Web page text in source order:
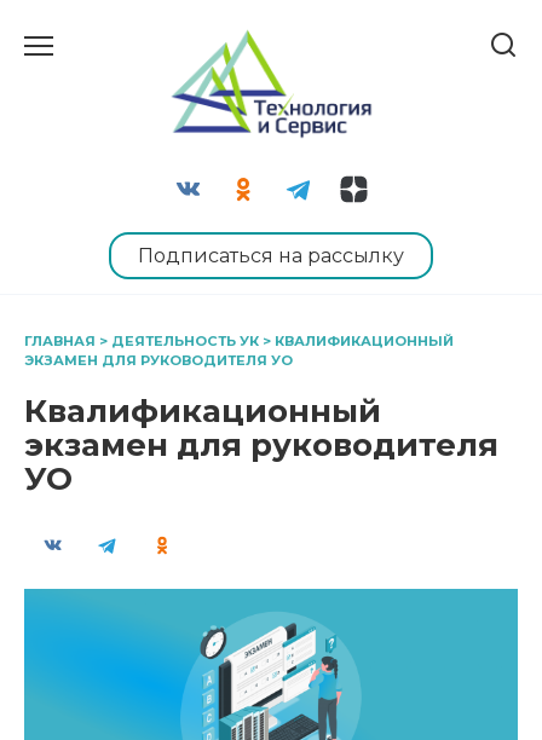
Подписаться на рассылку
ГЛАВНАЯ > ДЕЯТЕЛЬНОСТЬ УК > КВАЛИФИКАЦИОННЫЙ
ЭКЗАМЕН ДЛЯ РУКОВОДИТЕЛЯ УО
Квалификационный
экзамен для руководителя
УО